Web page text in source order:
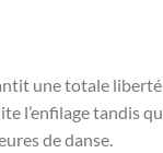
une totale
l’enfilage tandis
de danse.